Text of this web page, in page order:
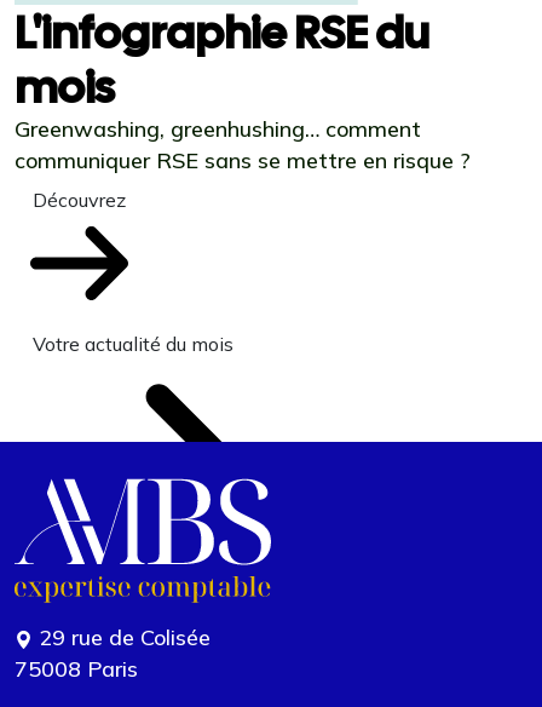
L'infographie RSE du
mois
Greenwashing, greenhushing… comment
communiquer RSE sans se mettre en risque ?
Découvrez
Votre actualité du mois
29 rue de Colisée
75008 Paris